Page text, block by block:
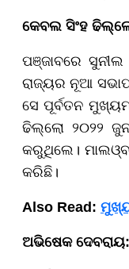
କେବଲ ସିଂହ
ପଞ୍ଜାବରେ
ରାଜ୍ୟର ନୂଆ
ସେ ପୂର୍ବତନ
ଢିଲ୍ଲୋ ୨୦୨୨
କରୁଥିଲେ।
କରିଛି।
Also Read:
ଅଭିଷେକ